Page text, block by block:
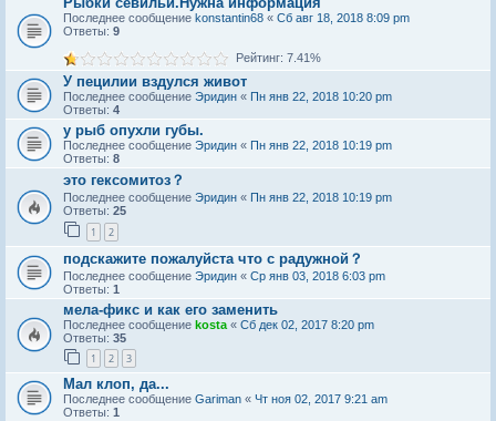
Последнее сообщение konstantin68 « Сб авг 18, 2018 8:09 pm
Ответы: 9
Рейтинг: 7.41%
У пецилии вздулся живот
Последнее сообщение Эридин « Пн янв 22, 2018 10:20 pm
Ответы: 4
у рыб опухли губы.
Последнее сообщение Эридин « Пн янв 22, 2018 10:19 pm
Ответы: 8
это гексомитоз？
Последнее сообщение Эридин « Пн янв 22, 2018 10:19 pm
Ответы: 25
1 2
подскажите пожалуйста что с радужной？
Последнее сообщение Эридин « Ср янв 03, 2018 6:03 pm
Ответы: 1
мела-фикс и как его заменить
Последнее сообщение kosta « Сб дек 02, 2017 8:20 pm
Ответы: 35
1 2 3
Мал клоп, да...
Последнее сообщение Gariman « Чт ноя 02, 2017 9:21 am
Ответы: 1